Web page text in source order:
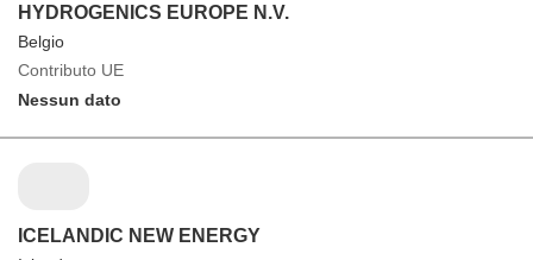
HYDROGENICS EUROPE N.V.
Belgio
Contributo UE
Nessun dato
ICELANDIC NEW ENERGY